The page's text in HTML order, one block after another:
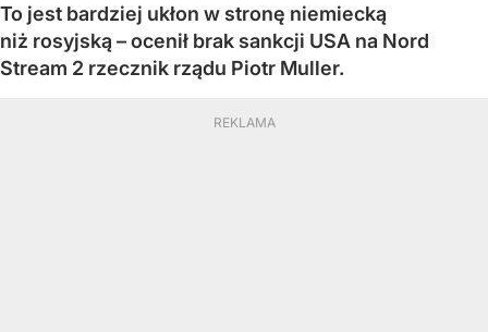
To jest bardziej ukłon w stronę niemiecką
niż rosyjską – ocenił brak sankcji USA na Nord
Stream 2 rzecznik rządu Piotr Muller.